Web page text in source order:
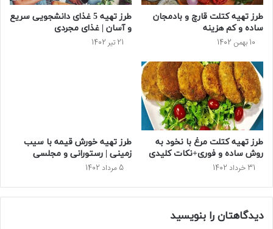
طرز تهیه کتلت قارچ و بادمجان
ساده و کم هزینه
10 بهمن 1402
طرز تهیه 5 غذای دانشجویی سریع
و آسان | غذای مجردی
21 تیر 1402
طرز تهیه کتلت مرغ با نخود به
روش ساده و فوری+نکات کلیدی
31 خرداد 1402
طرز تهیه خورش قیمه با سیب
زمینی | رستورانی و مجلسی
5 مرداد 1402
دیدگاهتان را بنویسید